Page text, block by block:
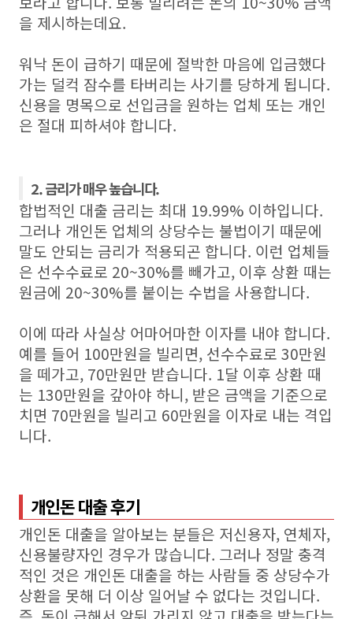
을 제시하는데요.
워낙 돈이 급하기 때문에 절박한 마음에 입금했다
가는 덜컥 잠수를 타버리는 사기를 당하게 됩니다.
신용을 명목으로 선입금을 원하는 업체 또는 개인
은 절대 피하셔야 합니다.
2. 금리가 매우 높습니다.
합법적인 대출 금리는 최대 19.99% 이하입니다.
그러나 개인돈 업체의 상당수는 불법이기 때문에
말도 안되는 금리가 적용되곤 합니다. 이런 업체들
은 선수수료로 20~30%를 빼가고, 이후 상환 때는
원금에 20~30%를 붙이는 수법을 사용합니다.
이에 따라 사실상 어마어마한 이자를 내야 합니다.
예를 들어 100만원을 빌리면, 선수수료로 30만원
을 떼가고, 70만원만 받습니다. 1달 이후 상환 때
는 130만원을 갚아야 하니, 받은 금액을 기준으로
치면 70만원을 빌리고 60만원을 이자로 내는 격입
니다.
개인돈 대출 후기
개인돈 대출을 알아보는 분들은 저신용자, 연체자,
신용불량자인 경우가 많습니다. 그러나 정말 충격
적인 것은 개인돈 대출을 하는 사람들 중 상당수가
상환을 못해 더 이상 일어날 수 없다는 것입니다.